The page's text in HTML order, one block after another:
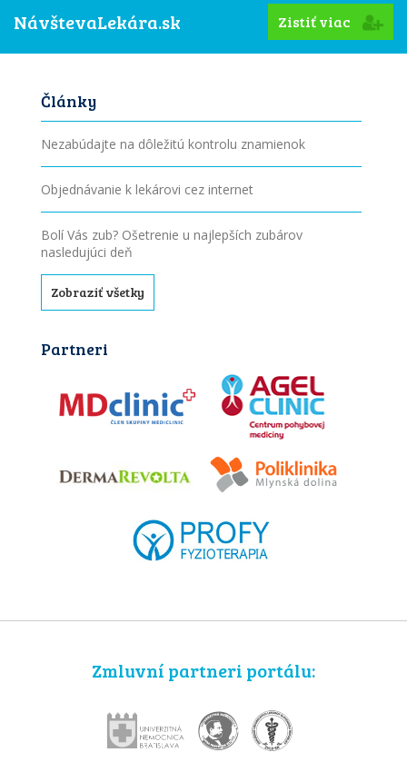
NávštevaLekára.sk
Zistiť viac
Články
Nezabúdajte na dôležitú kontrolu znamienok
Objednávanie k lekárovi cez internet
Bolí Vás zub? Ošetrenie u najlepších zubárov
nasledujúci deň
Zobraziť všetky
Partneri
Zmluvní partneri portálu: